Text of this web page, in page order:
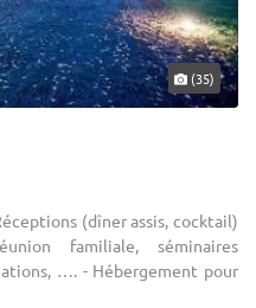
(35)
(dîner assis, cocktail)
familiale, séminaires
…. - Hébergement pour